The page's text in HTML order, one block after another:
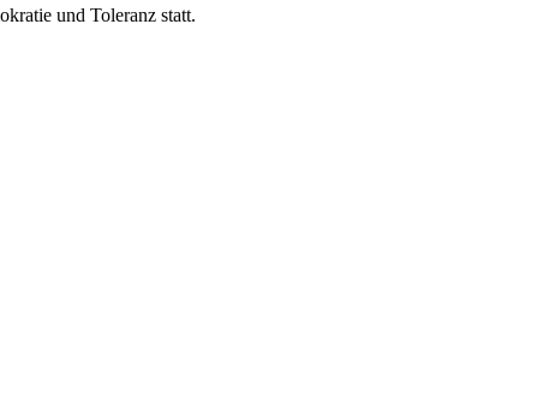
und Toleranz statt.